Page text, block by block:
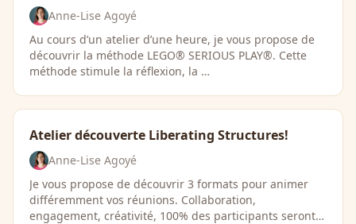
Anne-Lise Agoyé
Au cours d’un atelier d’une heure, je vous propose de
découvrir la méthode LEGO® SERIOUS PLAY®. Cette
méthode stimule la réflexion, la …
Atelier découverte Liberating Structures!
Anne-Lise Agoyé
Je vous propose de découvrir 3 formats pour animer
différemment vos réunions. Collaboration,
engagement, créativité, 100% des participants seront